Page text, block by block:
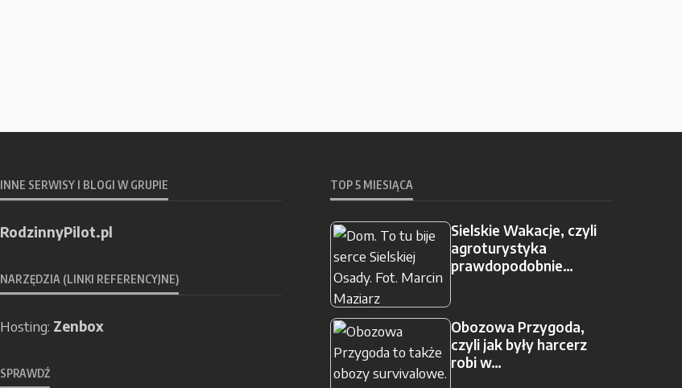
INNE SERWISY I BLOGI W GRUPIE
RodzinnyPilot.pl
NARZĘDZIA (LINKI REFERENCYJNE)
Hosting: Zenbox
SPRAWDŹ
TOP 5 MIESIĄCA
Sielskie Wakacje, czyli
agroturystyka
prawdopodobnie…
Obozowa Przygoda,
czyli jak były harcerz
robi w…